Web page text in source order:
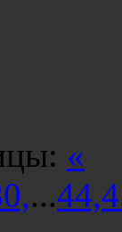
«
...44,